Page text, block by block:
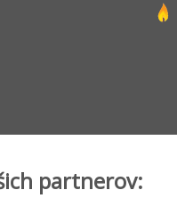
partnerov: